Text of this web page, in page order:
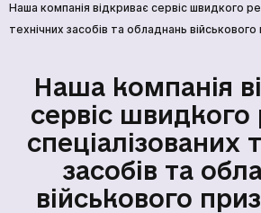
Наша компанія відкриває сервіс швидкого
технічних засобів та обладнань військового
Наша компанія
сервіс
спеціалізованих
засобів та
військового